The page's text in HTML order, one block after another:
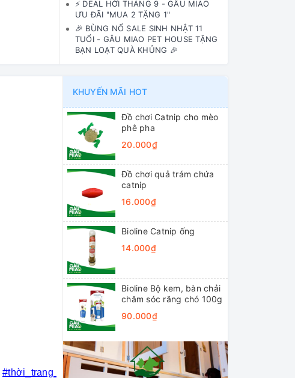
⚡️ DEAL HỜI THÁNG 9 - GÂU MIAO
ƯU ĐÃI "MUA 2 TẶNG 1"
🎉 BÙNG NỔ SALE SINH NHẬT 11
TUỔI - GÂU MIAO PET HOUSE TẶNG
BẠN LOẠT QUÀ KHỦNG 🎉
#thời_trang_thú_cưng #khách_sạn_thú_cưng
KHUYẾN MÃI HOT
Đồ chơi Catnip cho mèo
phê pha
20.000₫
Đồ chơi quả trám chứa
catnip
16.000₫
Bioline Catnip ống
14.000₫
Bioline Bộ kem, bàn chải
chăm sóc răng chó 100g
90.000₫